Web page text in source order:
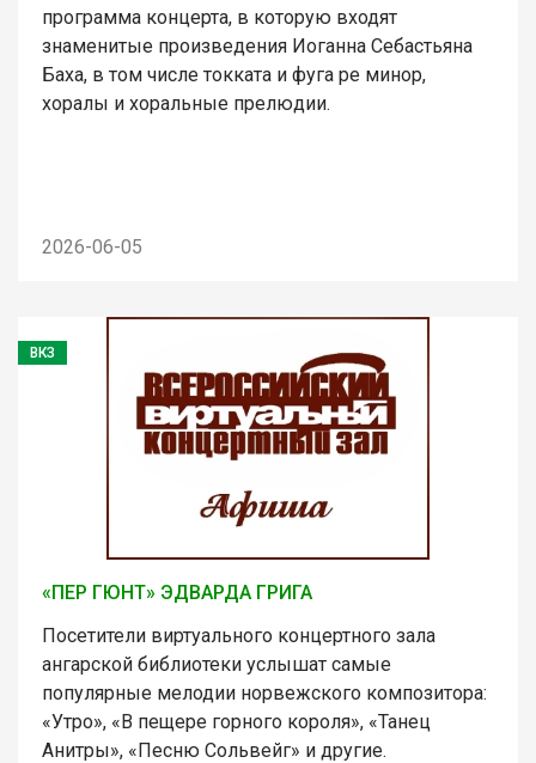
программа концерта, в которую входят
знаменитые произведения Иоганна Себастьяна
Баха, в том числе токката и фуга ре минор,
хоралы и хоральные прелюдии.
2026-06-05
ВКЗ
«ПЕР ГЮНТ» ЭДВАРДА ГРИГА
Посетители виртуального концертного зала
ангарской библиотеки услышат самые
популярные мелодии норвежского композитора:
«Утро», «В пещере горного короля», «Танец
Анитры», «Песню Сольвейг» и другие.